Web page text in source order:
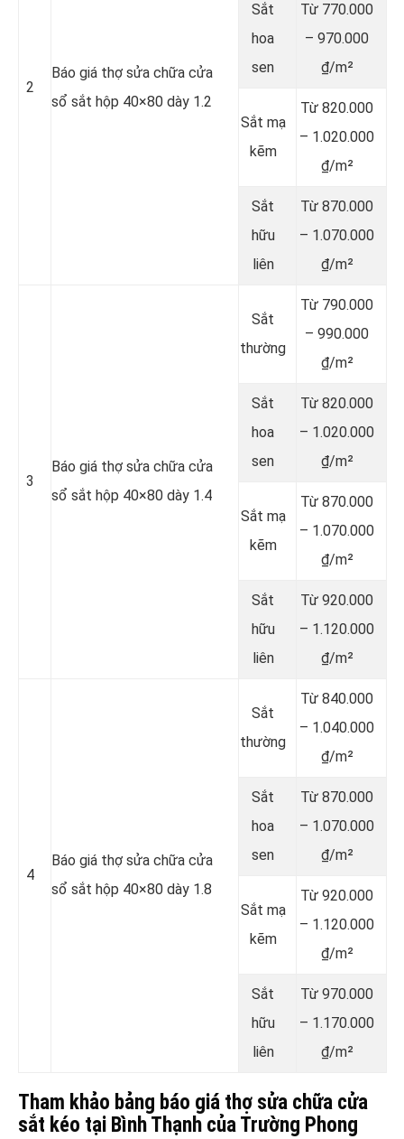
2
Báo giá thợ sửa chữa cửa
sổ sắt hộp 40×80 dày 1.2
Sắt
hoa
sen
Từ 770.000
– 970.000
₫/m²
Sắt mạ
kẽm
Từ 820.000
– 1.020.000
₫/m²
Sắt
hữu
liên
Từ 870.000
– 1.070.000
₫/m²
3
Báo giá thợ sửa chữa cửa
sổ sắt hộp 40×80 dày 1.4
Sắt
thường
Từ 790.000
– 990.000
₫/m²
Sắt
hoa
sen
Từ 820.000
– 1.020.000
₫/m²
Sắt mạ
kẽm
Từ 870.000
– 1.070.000
₫/m²
Sắt
hữu
liên
Từ 920.000
– 1.120.000
₫/m²
4
Báo giá thợ sửa chữa cửa
sổ sắt hộp 40×80 dày 1.8
Sắt
thường
Từ 840.000
– 1.040.000
₫/m²
Sắt
hoa
sen
Từ 870.000
– 1.070.000
₫/m²
Sắt mạ
kẽm
Từ 920.000
– 1.120.000
₫/m²
Sắt
hữu
liên
Từ 970.000
– 1.170.000
₫/m²
Tham khảo bảng báo giá thợ sửa chữa cửa
sắt kéo tại Bình Thạnh của Trường Phong